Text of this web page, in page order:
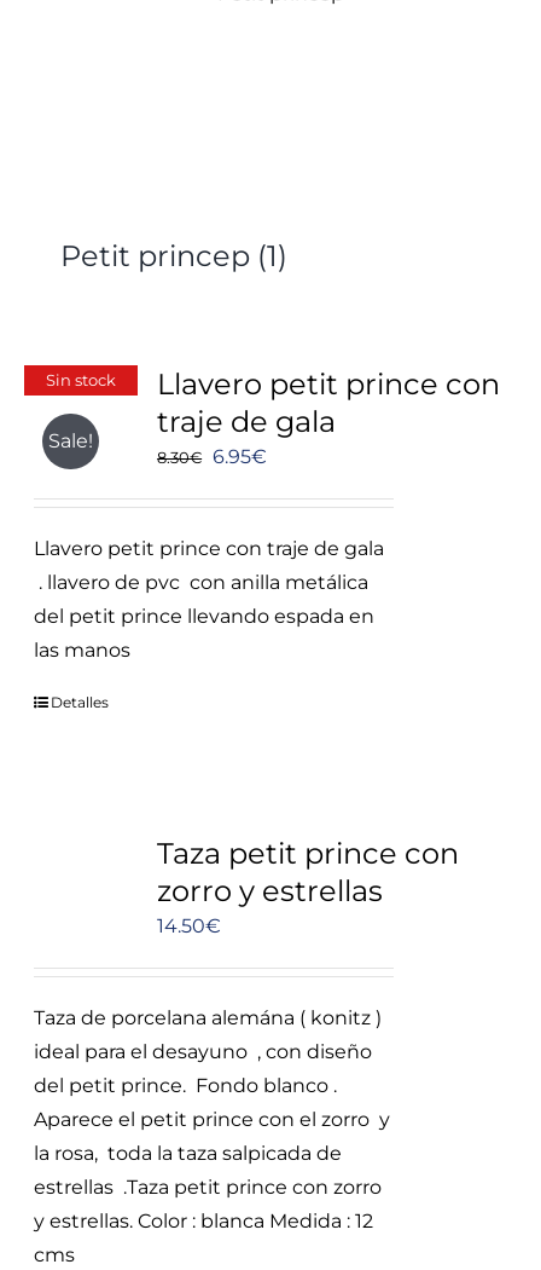
Petit princep (1)
Sin stock
Sale!
Llavero petit prince con
traje de gala
8.30€ El
era:
8.30€.
6.95€
es:
6.95€.
Llavero petit prince con traje de gala
. llavero de pvc con anilla metálica
del petit prince llevando espada en
las manos
Detalles
Taza petit prince con
zorro y estrellas
14.50€
Taza de porcelana alemána ( konitz )
ideal para el desayuno , con diseño
del petit prince. Fondo blanco .
Aparece el petit prince con el zorro y
la rosa, toda la taza salpicada de
estrellas .Taza petit prince con zorro
y estrellas. Color : blanca Medida : 12
cms